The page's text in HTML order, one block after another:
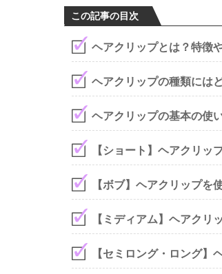
この記事の目次
ヘアクリップとは？特徴
ヘアクリップの種類には
ヘアクリップの基本の使
【ショート】ヘアクリッ
【ボブ】ヘアクリップを
【ミディアム】ヘアクリ
【セミロング・ロング】